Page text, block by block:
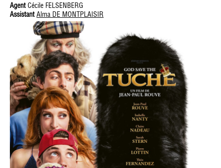
AgentCécile FELSENBERG
AssistantAlma DE MONTPLAISIR